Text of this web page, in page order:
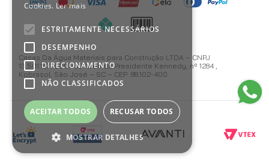
Casas Da Água Materiais para Construção LTDA – CNPJ
13.501.187/0001-59 Avenida Presidente Kennedy, nº 1284 ,
Kobrasol, São José – SC – CEP: 88.102-400
Cookies. Ler mais
ESTRITAMENTE NECESSÁRIOS
DESEMPENHO
DIRECIONAMENTO
NÃO CLASSIFICADOS
ACEITAR TODOS RECUSAR TODOS
MOSTRAR DETALHES